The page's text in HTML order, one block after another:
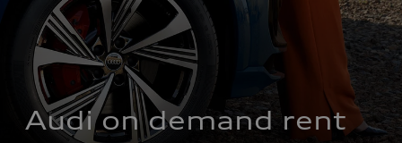
Audi on demand rent